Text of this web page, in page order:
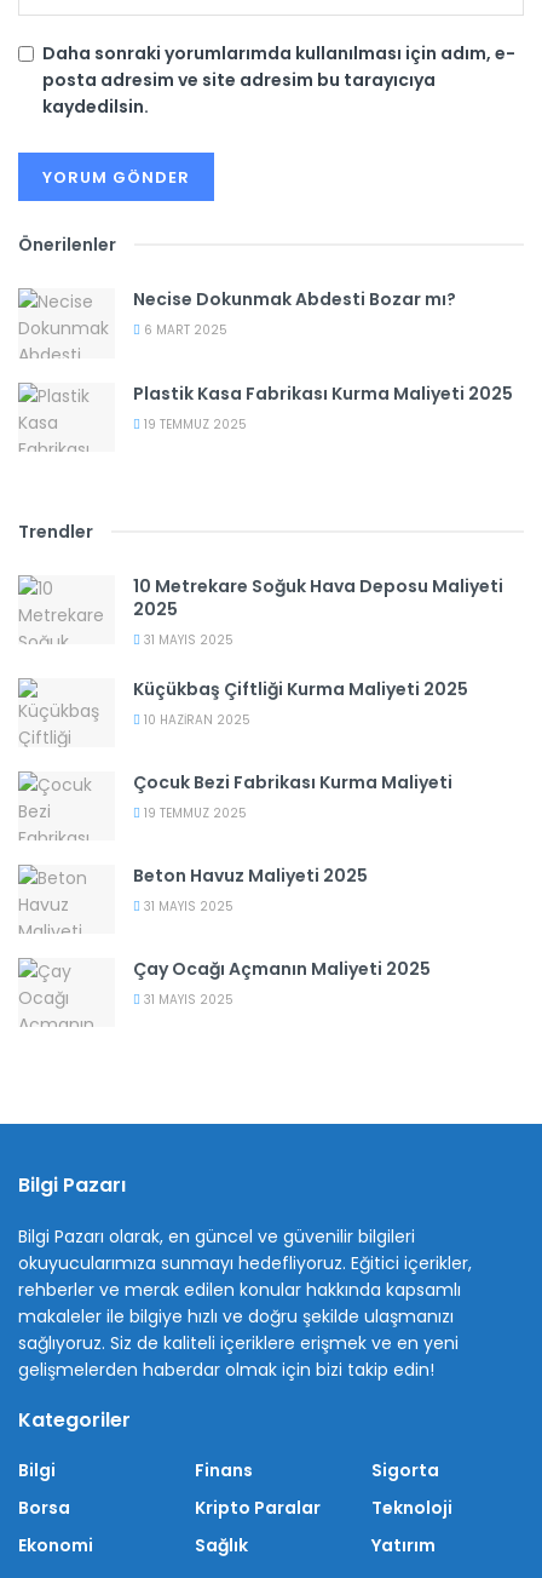
Daha sonraki yorumlarımda kullanılması için adım, e-
posta adresim ve site adresim bu tarayıcıya
kaydedilsin.
Önerilenler
Necise Dokunmak Abdesti Bozar mı?
6 MART 2025
Plastik Kasa Fabrikası Kurma Maliyeti 2025
19 TEMMUZ 2025
Trendler
10 Metrekare Soğuk Hava Deposu Maliyeti
2025
31 MAYIS 2025
Küçükbaş Çiftliği Kurma Maliyeti 2025
10 HAZIRAN 2025
Çocuk Bezi Fabrikası Kurma Maliyeti
19 TEMMUZ 2025
Beton Havuz Maliyeti 2025
31 MAYIS 2025
Çay Ocağı Açmanın Maliyeti 2025
31 MAYIS 2025
Bilgi Pazarı
Bilgi Pazarı olarak, en güncel ve güvenilir bilgileri
okuyucularımıza sunmayı hedefliyoruz. Eğitici içerikler,
rehberler ve merak edilen konular hakkında kapsamlı
makaleler ile bilgiye hızlı ve doğru şekilde ulaşmanızı
sağlıyoruz. Siz de kaliteli içeriklere erişmek ve en yeni
gelişmelerden haberdar olmak için bizi takip edin!
Kategoriler
Bilgi
Borsa
Ekonomi
Finans
Kripto Paralar
Sağlık
Sigorta
Teknoloji
Yatırım